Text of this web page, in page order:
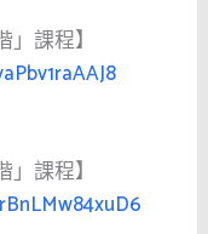
課程】
課程】